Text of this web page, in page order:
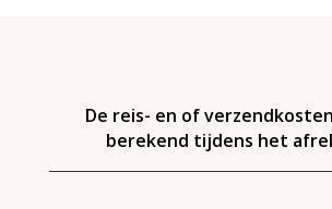
De reis- en of
berekend tijdens het